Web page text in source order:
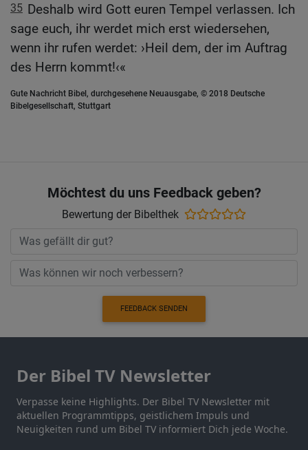
35 Deshalb wird Gott euren Tempel verlassen. Ich
sage euch, ihr werdet mich erst wiedersehen,
wenn ihr rufen werdet: ›Heil dem, der im Auftrag
des Herrn kommt!‹«
Gute Nachricht Bibel, durchgesehene Neuausgabe, © 2018 Deutsche
Bibelgesellschaft, Stuttgart
Möchtest du uns Feedback geben?
Bewertung der Bibelthek
FEEDBACK SENDEN
Der Bibel TV Newsletter
Verpasse keine Highlights. Der Bibel TV Newsletter mit
aktuellen Programmtipps, geistlichem Impuls und
Neuigkeiten rund um Bibel TV informiert Dich jede Woche.